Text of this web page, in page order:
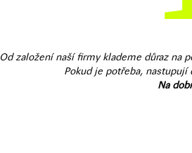
Od založení naší firmy klademe důraz na
Pokud je potřeba,
Na